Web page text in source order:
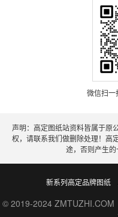
微信扫一
声明：高定图纸站资料皆属于原
权，请联系我们做删除处理！高
途，否则产生的
新系列高定品牌图纸
© 2019-2024